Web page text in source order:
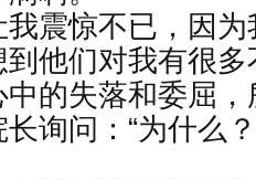
惊不已，因为
他们对我有很
的失落和委屈
询问：“为什么